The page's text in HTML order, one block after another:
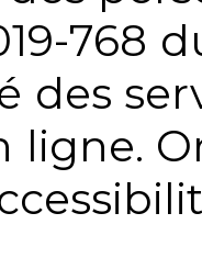
768
des
ligne.